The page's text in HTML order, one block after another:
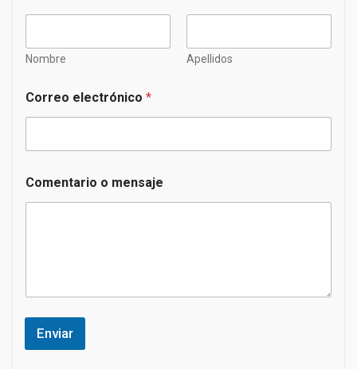
Nombre Apellidos
Correo electrónico *
Comentario o mensaje
Enviar